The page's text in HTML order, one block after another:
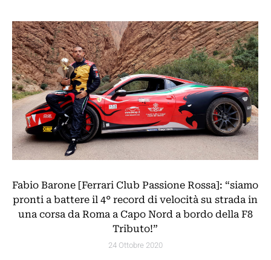
Fabio Barone [Ferrari Club Passione Rossa]: “siamo
pronti a battere il 4° record di velocità su strada in
una corsa da Roma a Capo Nord a bordo della F8
Tributo!”
24 Ottobre 2020